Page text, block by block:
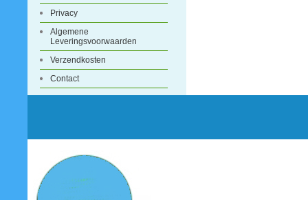
Privacy
Algemene
Leveringsvoorwaarden
Verzendkosten
Contact